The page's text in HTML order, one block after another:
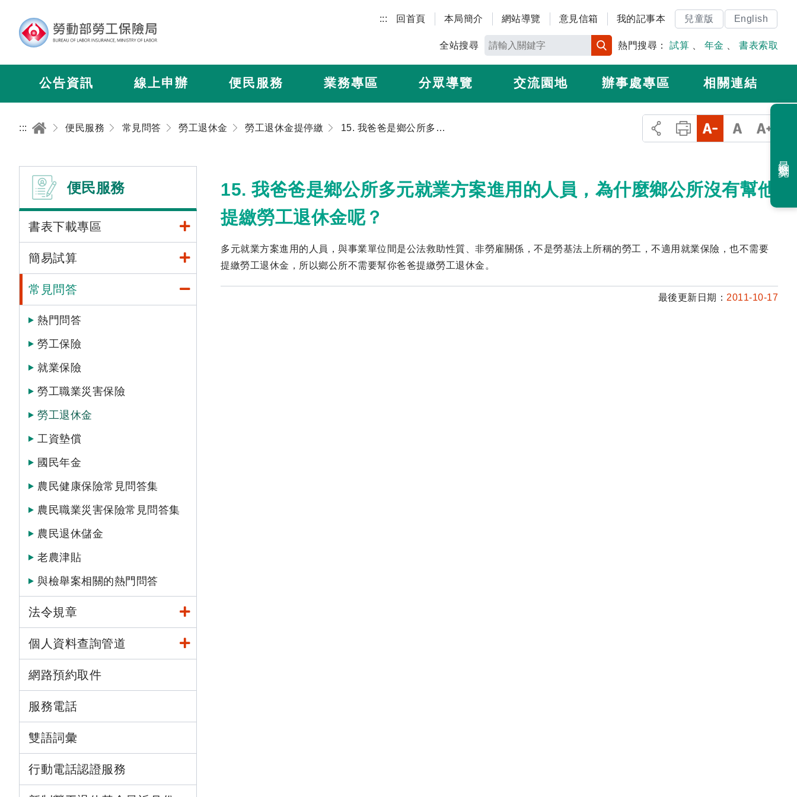
::: 回首頁 本局簡介 網站導覽 意見信箱 我的記事本 兒童版 English
全站搜尋 熱門搜尋： 試算 年金 書表索取
公告資訊 線上申辦 便民服務 業務專區 分眾導覽 交流園地 辦事處專區 相關連結
::: 便民服務 常見問答 勞工退休金 勞工退休金提停繳 15. 我爸爸是鄉公所多元就業方案進用的人員，為什麼鄉公所沒有幫他提繳勞工退休金呢？
便民服務
書表下載專區
簡易試算
常見問答
熱門問答
勞工保險
就業保險
勞工職業災害保險
勞工退休金
工資墊償
國民年金
農民健康保險常見問答集
農民職業災害保險常見問答集
農民退休儲金
老農津貼
與檢舉案相關的熱門問答
法令規章
個人資料查詢管道
網路預約取件
服務電話
雙語詞彙
行動電話認證服務
15. 我爸爸是鄉公所多元就業方案進用的人員，為什麼鄉公所沒有幫他
提繳勞工退休金呢？
多元就業方案進用的人員，與事業單位間是公法救助性質、非勞雇關係，不是勞基法上所稱的勞工，不適用就業保險，也不需要
提繳勞工退休金，所以鄉公所不需要幫你爸爸提繳勞工退休金。
最後更新日期： 2011-10-17